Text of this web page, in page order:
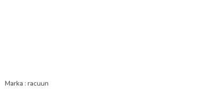
Marka : racuun